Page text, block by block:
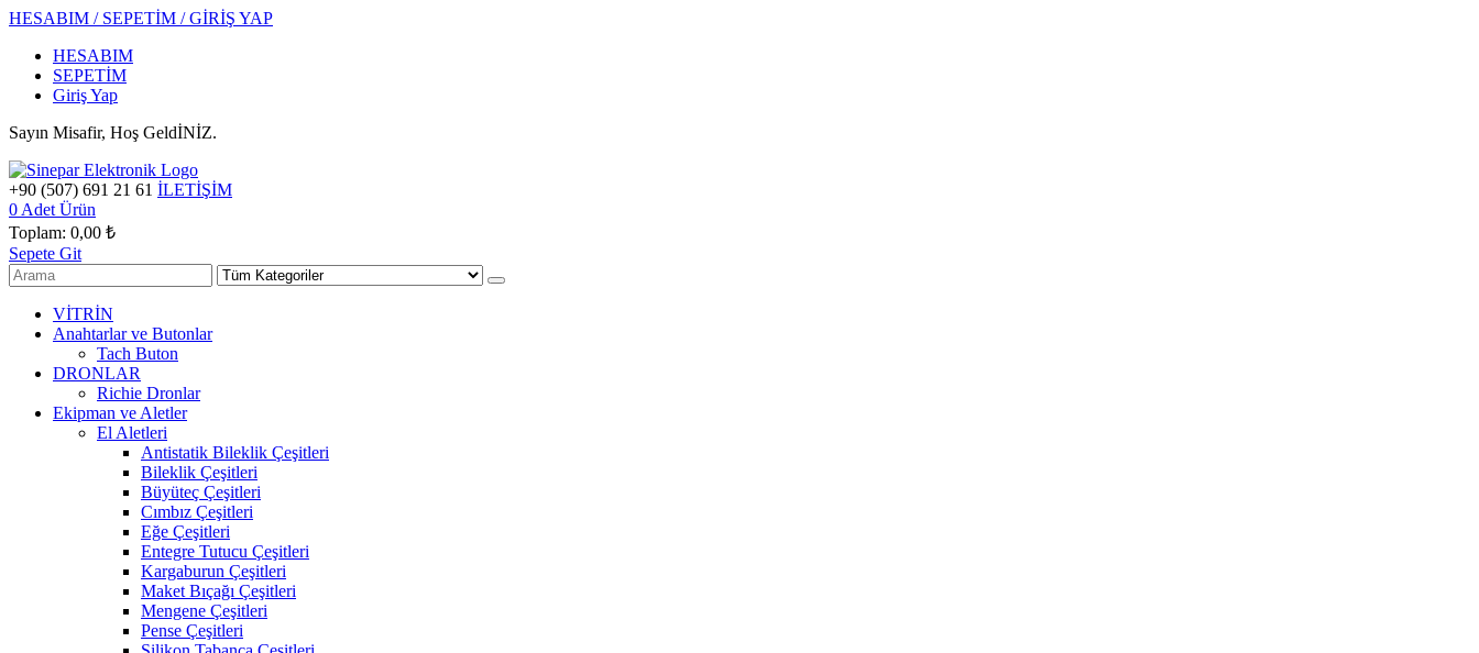
HESABIM / SEPETİM / GİRİŞ YAP
HESABIM
SEPETİM
Giriş Yap
Sayın Misafir, Hoş GeldİNİZ.
+90 (507) 691 21 61 İLETİŞİM
0 Adet Ürün
Toplam: 0,00 ₺
Sepete Git
VİTRİN
Anahtarlar ve Butonlar
Tach Buton
DRONLAR
Richie Dronlar
Ekipman ve Aletler
El Aletleri
Antistatik Bileklik Çeşitleri
Bileklik Çeşitleri
Büyüteç Çeşitleri
Cımbız Çeşitleri
Eğe Çeşitleri
Entegre Tutucu Çeşitleri
Kargaburun Çeşitleri
Maket Bıçağı Çeşitleri
Mengene Çeşitleri
Pense Çeşitleri